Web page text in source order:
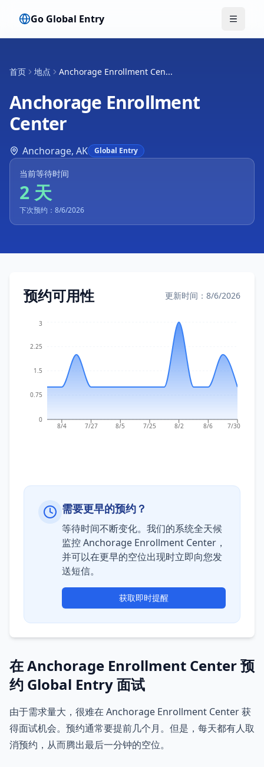
Go Global Entry 切换菜
首页 地点 Anchorage Enrollment Cen...
Anchorage Enrollment
Center
Anchorage, AK Global Entry
当前等待时间
2 天
下次预约：8/6/2026
预约可用性 更新时间：8/6/2026
8/4 7/27 8/5 7/25 8/2 8/6 7/30
0
0.75
1.5
2.25
3
需要更早的预约？
等待时间不断变化。我们的系统全天候
监控 Anchorage Enrollment Center，
并可以在更早的空位出现时立即向您发
送短信。
获取即时提醒
在 Anchorage Enrollment Center 预
约 Global Entry 面试
由于需求量大，很难在 Anchorage Enrollment Center 获
得面试机会。预约通常要提前几个月。但是，每天都有人取
消预约，从而腾出最后一分钟的空位。